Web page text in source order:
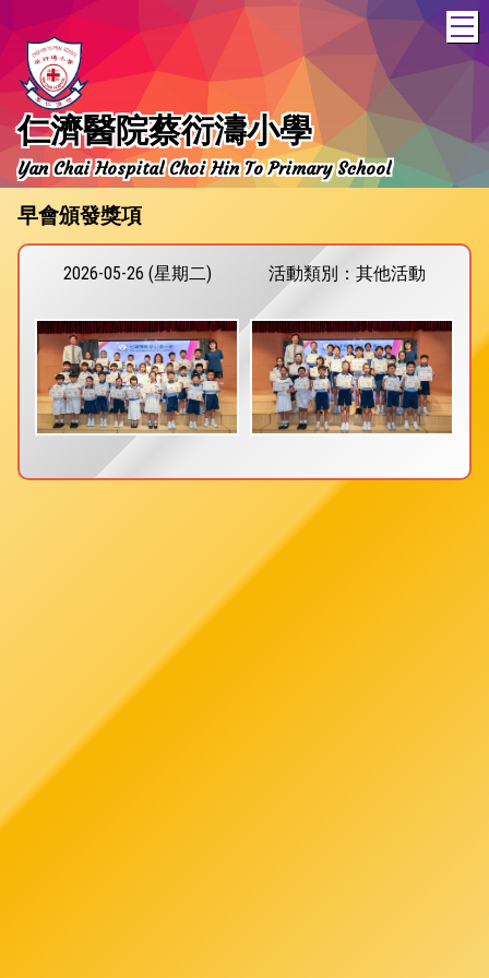
仁濟醫院蔡衍濤小學
Yan Chai Hospital Choi Hin To Primary School
早會頒發獎項
2026-05-26 (星期二) 活動類別：其他活動